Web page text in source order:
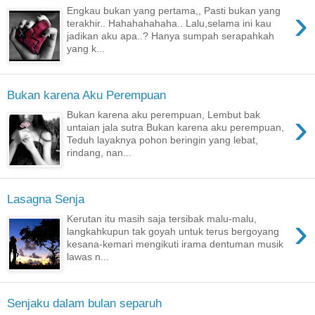
›
Engkau bukan yang pertama,, Pasti bukan yang
terakhir.. Hahahahahaha.. Lalu,selama ini kau
jadikan aku apa..? Hanya sumpah serapahkah
yang k...
Bukan karena Aku Perempuan
›
Bukan karena aku perempuan, Lembut bak
untaian jala sutra Bukan karena aku perempuan,
Teduh layaknya pohon beringin yang lebat,
rindang, nan...
Lasagna Senja
›
Kerutan itu masih saja tersibak malu-malu,
langkahkupun tak goyah untuk terus bergoyang
kesana-kemari mengikuti irama dentuman musik
lawas n...
Senjaku dalam bulan separuh